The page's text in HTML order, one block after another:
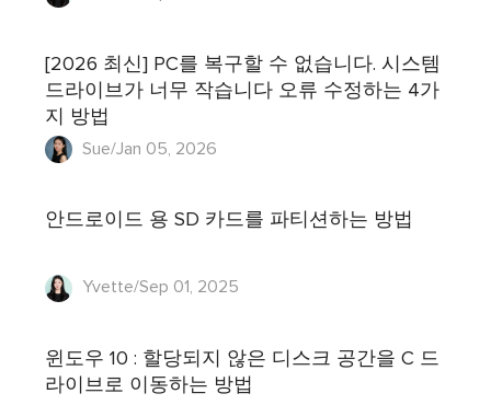
[2026 최신] PC를 복구할 수 없습니다. 시스템
드라이브가 너무 작습니다 오류 수정하는 4가
지 방법
Sue/Jan 05, 2026
안드로이드 용 SD 카드를 파티션하는 방법
Yvette/Sep 01, 2025
윈도우 10 : 할당되지 않은 디스크 공간을 C 드
라이브로 이동하는 방법